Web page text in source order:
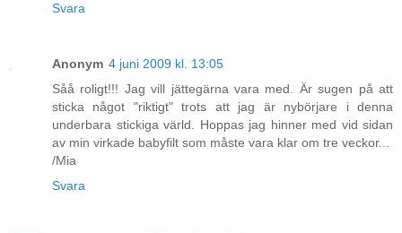
Svara
Anonym 4 juni 2009 kl. 13:05
Såå roligt!!! Jag vill jättegärna vara med. Är sugen på att
sticka något "riktigt" trots att jag är nybörjare i denna
underbara stickiga värld. Hoppas jag hinner med vid sidan
av min virkade babyfilt som måste vara klar om tre veckor...
/Mia
Svara